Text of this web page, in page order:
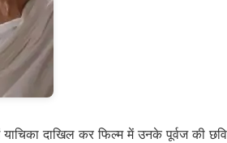
दाखिल कर फिल्म में उनके पूर्वज की